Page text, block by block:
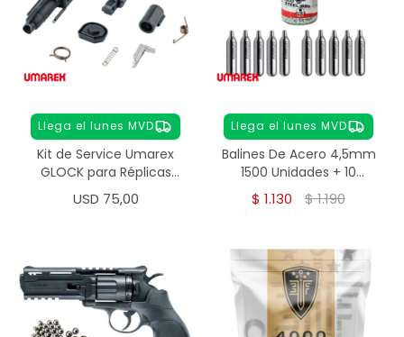
Llega el lunes MVD
Kit de Service Umarex
GLOCK para Réplicas
Airsoft 6 mm
USD 75,00
Llega el lunes MVD
Balines De Acero 4,5mm
1500 Unidades + 10
Garrafa Co2 Umarex
$ 1.130 $1.190